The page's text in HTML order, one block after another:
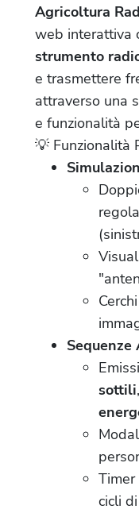
Agricoltura
web interattiva
strumento
e trasmettere
attraverso una
e funzionalità
💡 Funzionalità
sottili,
Timer
cicli